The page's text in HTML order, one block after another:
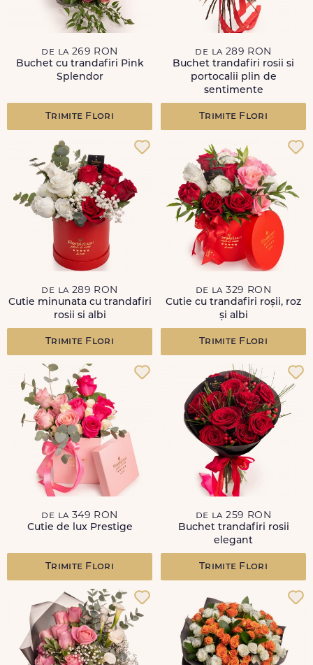
de la 269 RON
Buchet cu trandafiri Pink
Splendor
Trimite Flori
de la 289 RON
Buchet trandafiri rosii si
portocalii plin de
sentimente
Trimite Flori
de la 289 RON
Cutie minunata cu trandafiri
rosii si albi
Trimite Flori
de la 329 RON
Cutie cu trandafiri roșii, roz
și albi
Trimite Flori
de la 349 RON
Cutie de lux Prestige
Trimite Flori
de la 259 RON
Buchet trandafiri rosii
elegant
Trimite Flori